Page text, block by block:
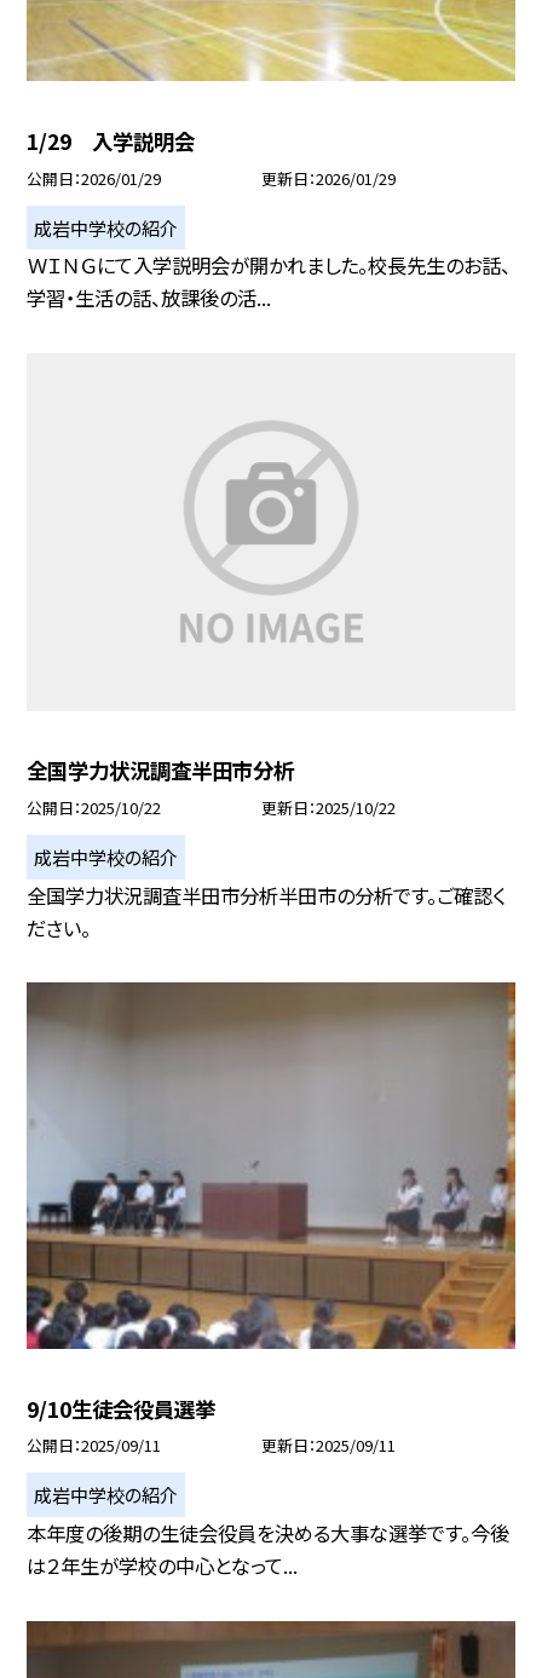
1/29 入学説明会
公開日 2026/01/29 更新日 2026/01/29
成岩中学校の紹介
ＷＩＮＧにて入学説明会が開かれました。校長先生のお話、
学習・生活の話、放課後の活...
全国学力状況調査半田市分析
公開日 2025/10/22 更新日 2025/10/22
成岩中学校の紹介
全国学力状況調査半田市分析半田市の分析です。ご確認く
ださい。
9/10生徒会役員選挙
公開日 2025/09/11 更新日 2025/09/11
成岩中学校の紹介
本年度の後期の生徒会役員を決める大事な選挙です。今後
は２年生が学校の中心となって...